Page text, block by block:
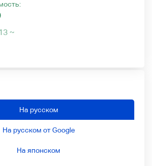
~
На русском
На русском от Google
На японском